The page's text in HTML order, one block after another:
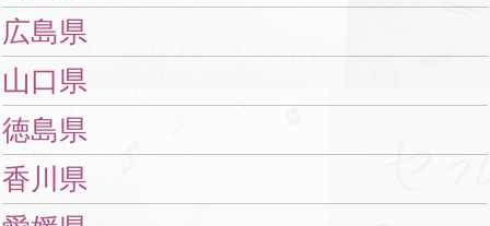
広島県
山口県
徳島県
香川県